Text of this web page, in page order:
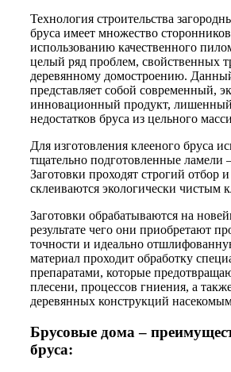
Технология строительства
бруса имеет множество
использованию качественного
целый ряд проблем, свойственных
деревянному домостроению.
представляет собой современный,
инновационный продукт,
недостатков бруса из цельного
Для изготовления клееного бруса
тщательно подготовленные ламели
Заготовки проходят строгий отбор
склеиваются экологически чистым
Заготовки обрабатываются на
результате чего они приобретают
точности и идеально
материал проходит обработку
препаратами, которые
плесени, процессов гниения, а
деревянных конструкций
Брусовые дома –
бруса: